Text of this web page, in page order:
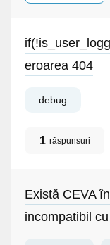
eroarea 404
debug
1 răspunsuri
Există CEVA
incompatibil